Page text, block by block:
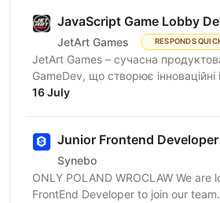
JavaScript Game Lobby
JetArt Games RESPONDS
JetArt Games – сучасна
GameDev, що створює інноваційні
Шукаємо JavaScript Developer,
16 July
Junior Frontend Developer
Synebo
ONLY POLAND WROCLAW We are looking for a Junior
FrontEnd Developer to join our